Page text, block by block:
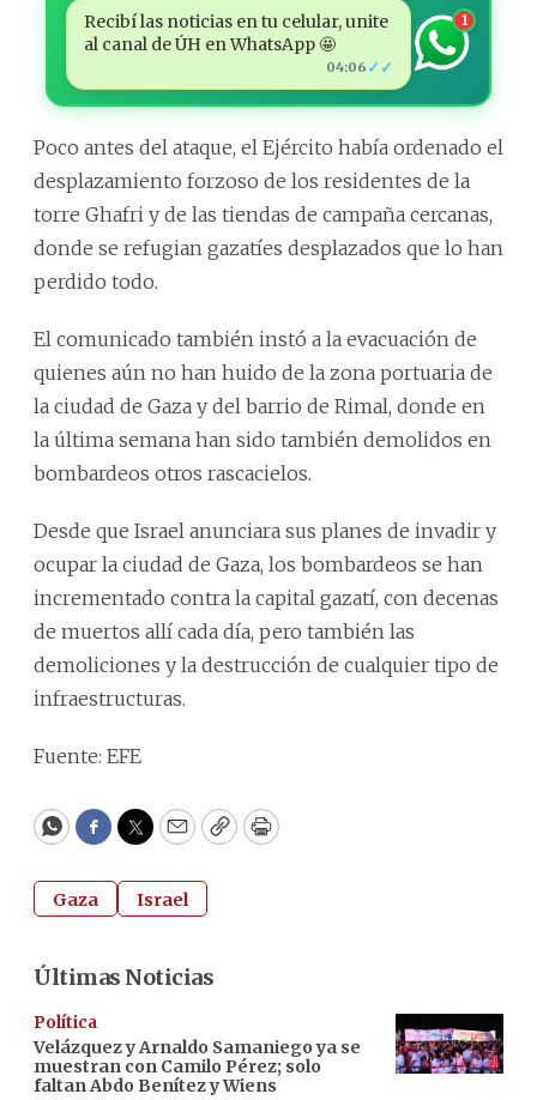
Recibí las noticias en tu celular, unite
al canal de ÚH en WhatsApp 🤩
04:06 ✓✓
1
Poco antes del ataque, el Ejército había ordenado el
desplazamiento forzoso de los residentes de la
torre Ghafri y de las tiendas de campaña cercanas,
donde se refugian gazatíes desplazados que lo han
perdido todo.
El comunicado también instó a la evacuación de
quienes aún no han huido de la zona portuaria de
la ciudad de Gaza y del barrio de Rimal, donde en
la última semana han sido también demolidos en
bombardeos otros rascacielos.
Desde que Israel anunciara sus planes de invadir y
ocupar la ciudad de Gaza, los bombardeos se han
incrementado contra la capital gazatí, con decenas
de muertos allí cada día, pero también las
demoliciones y la destrucción de cualquier tipo de
infraestructuras.
Fuente: EFE
WhatsApp
Facebook
Twitter
EmailCopyPrint
Gaza Israel
Últimas Noticias
Política
Velázquez y Arnaldo Samaniego ya se
muestran con Camilo Pérez; solo
faltan Abdo Benítez y Wiens